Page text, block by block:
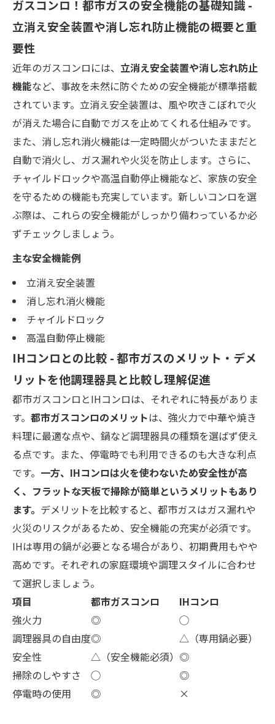
ガスコンロ！都市ガスの安全機能の基礎知識 -
立消え安全装置や消し忘れ防止機能の概要と重
要性
近年のガスコンロには、 立消え安全装置や消し忘れ防止
機能など、事故を未然に防ぐための安全機能が標準搭載
されています。立消え安全装置は、風や吹きこぼれで火
が消えた場合に自動でガスを止めてくれる仕組みです。
また、消し忘れ消火機能は一定時間火がついたままだと
自動で消火し、ガス漏れや火災を防止します。さらに、
チャイルドロックや高温自動停止機能など、家族の安全
を守るための機能も充実しています。新しいコンロを選
ぶ際は、これらの安全機能がしっかり備わっているか必
ずチェックしましょう。
主な安全機能例
立消え安全装置
消し忘れ消火機能
チャイルドロック
高温自動停止機能
IHコンロとの比較 - 都市ガスのメリット・デメ
リットを他調理器具と比較し理解促進
都市ガスコンロとIHコンロは、それぞれに特長がありま
す。 都市ガスコンロのメリットは、強火力で中華や焼き
料理に最適な点や、鍋など調理器具の種類を選ばず使え
る点です。また、停電時でも利用できるのも大きな利点
です。 一方、IHコンロは火を使わないため安全性が高
く、フラットな天板で掃除が簡単というメリットもあり
ます。 デメリットを比較すると、都市ガスはガス漏れや
火災のリスクがあるため、安全機能の充実が必須です。
IHは専用の鍋が必要となる場合があり、初期費用もやや
高めです。それぞれの家庭環境や調理スタイルに合わせ
て選択しましょう。
項目
都市ガスコンロ
IHコンロ
強火力
◎
◯
調理器具の自由度◎
△（専用鍋必要）
安全性
△（安全機能必須） ◎
掃除のしやすさ
◯
◎
停電時の使用
◎ ×